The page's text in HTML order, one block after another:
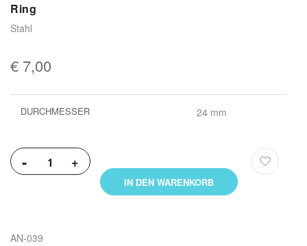
Ring
Stahl
€ 7,00
Informationen
DURCHMESSER 24 mm
- +
IN DEN WARENKORB
AN-039